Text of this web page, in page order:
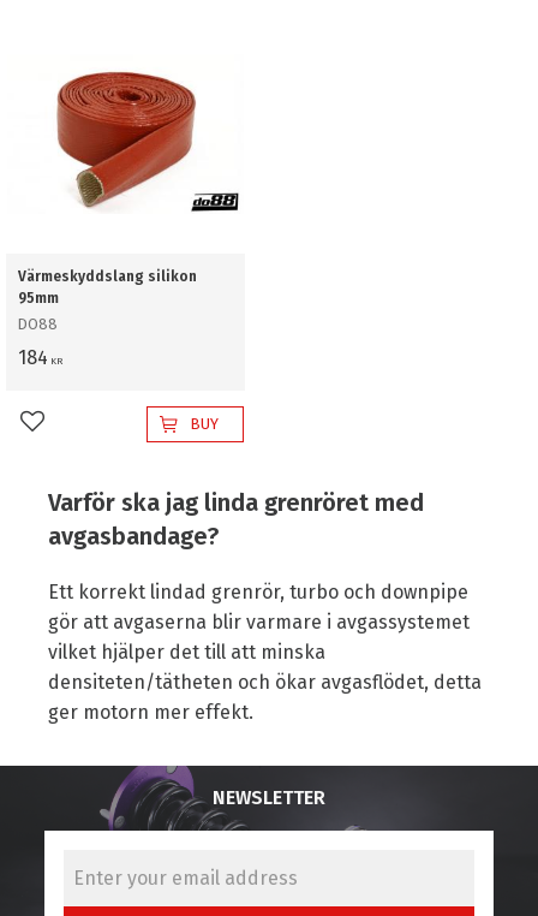
Värmeskyddslang silikon
95mm
DO88
184 KR
Add to favorites BUY
Varför ska jag linda grenröret med
avgasbandage?
Ett korrekt lindad grenrör, turbo och downpipe
gör att avgaserna blir varmare i avgassystemet
vilket hjälper det till att minska
densiteten/tätheten och ökar avgasflödet, detta
ger motorn mer effekt.
NEWSLETTER